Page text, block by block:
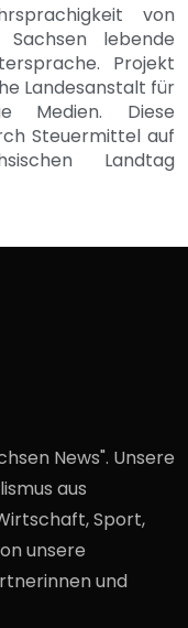
von
lebende
Projekt
Landesanstalt für
Medien. Diese
Steuermittel auf
Landtag
News". Unsere
aus
Sport,
unsere
und